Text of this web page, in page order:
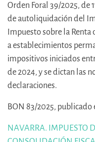
Orden Foral 39/2025, de
de autoliquidación del
Impuesto sobre la
a establecimientos
impositivos iniciados
de 2024, y se dictan las
declaraciones.
BON 83/2025, publicado
NAVARRA. IMPUESTO